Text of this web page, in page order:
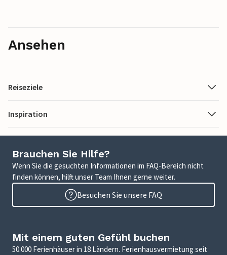
Ansehen
Reiseziele
Inspiration
Brauchen Sie Hilfe?
Wenn Sie die gesuchten Informationen im FAQ-Bereich nicht
finden können, hilft unser Team Ihnen gerne weiter.
Besuchen Sie unsere FAQ
Mit einem guten Gefühl buchen
50.000 Ferienhäuser in 18 Ländern. Ferienhausvermietung seit